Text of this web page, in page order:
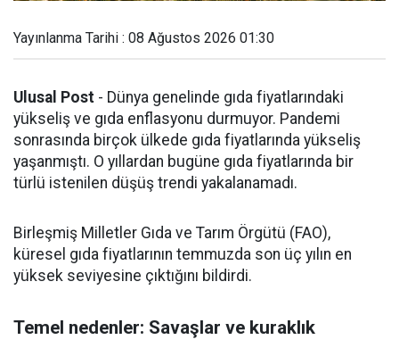
Yayınlanma Tarihi : 08 Ağustos 2026 01:30
Ulusal Post - Dünya genelinde gıda fiyatlarındaki
yükseliş ve gıda enflasyonu durmuyor. Pandemi
sonrasında birçok ülkede gıda fiyatlarında yükseliş
yaşanmıştı. O yıllardan bugüne gıda fiyatlarında bir
türlü istenilen düşüş trendi yakalanamadı.
Birleşmiş Milletler Gıda ve Tarım Örgütü (FAO),
küresel gıda fiyatlarının temmuzda son üç yılın en
yüksek seviyesine çıktığını bildirdi.
Temel nedenler: Savaşlar ve kuraklık